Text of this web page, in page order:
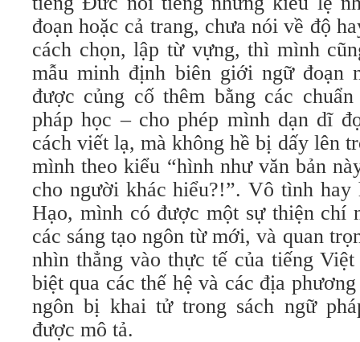
đoạn hoặc cả trang, chưa nói về độ
cách chọn, lập từ vựng, thì mình
mẫu minh định biên giới ngữ đoạn
được củng cố thêm bằng các
pháp học – cho phép mình dạn dĩ
cách viết lạ, mà không hề bị dấy lên
mình theo kiểu “hình như văn bản
cho người khác hiểu?!”. Vô tình
Hạo, mình có được một sự thiện chí
các sáng tạo ngôn từ mới, và quan
nhìn thẳng vào thực tế của tiếng
biệt qua các thế hệ và các địa
ngôn bị khai tử trong sách ngữ
được mô tả.